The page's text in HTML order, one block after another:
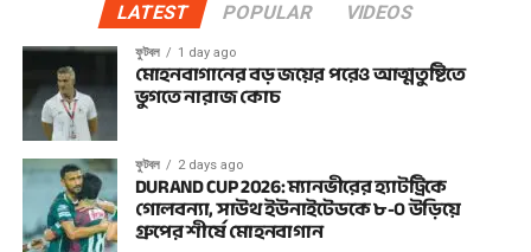
LATEST POPULAR VIDEOS
ফুটবল 1 day ago
মোহনবাগানের বড় জয়ের পরেও আত্মতুষ্টিতে
ভুগতে নারাজ কোচ
ফুটবল 2 days ago
DURAND CUP 2026: ম্যানভীরের হ্যাটট্রিকে
গোলবন্যা, সাউথ ইউনাইটেডকে ৮-০ উড়িয়ে
গ্রুপের শীর্ষে মোহনবাগান